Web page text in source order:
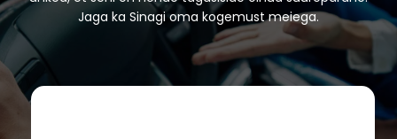
Jaga ka Sinagi oma kogemust meiega.